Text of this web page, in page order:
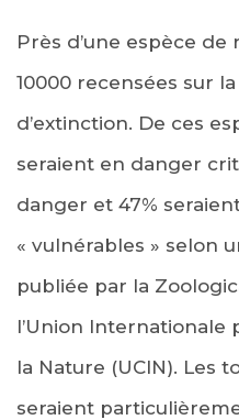
Près d’une espèce
10000 recensées sur
d’extinction. De ces
seraient en danger
danger et 47%
« vulnérables » selon
publiée par la
l’Union Internationale
la Nature (UCIN). Les
seraient